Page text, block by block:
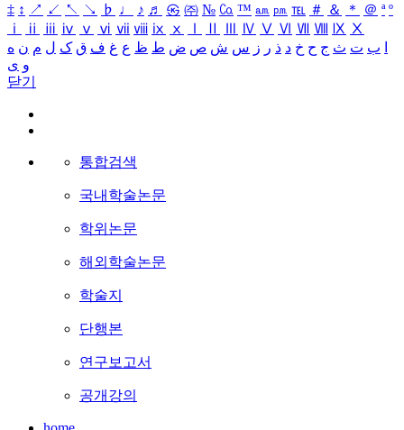
‡ ↕ ↗ ↙ ↖ ↘ ♭ ♩ ♪ ♬ ㉿ ㈜ № ㏇ ™ ㏂ ㏘ ℡ ＃ ＆ ＊ ＠ ª º
ⅰ
ⅱ ⅲ ⅳ ⅴ ⅵ ⅶ ⅷ ⅸ ⅹ Ⅳ Ⅴ Ⅵ Ⅶ Ⅷ Ⅸ Ⅹ
ب ت ث ج ح خ د ذ ر ز س ش ص ض ط ظ ع غ ف ق ک ل م ن ه
و ی
닫기
통합검색
국내학술논문
학위논문
해외학술논문
학술지
단행본
연구보고서
공개강의